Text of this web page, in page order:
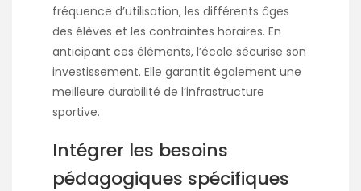
fréquence d’utilisation, les différents âges
des élèves et les contraintes horaires. En
anticipant ces éléments, l’école sécurise son
investissement. Elle garantit également une
meilleure durabilité de l’infrastructure
sportive.
Intégrer les besoins
pédagogiques spécifiques